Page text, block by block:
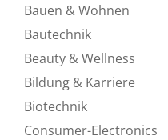
Bauen & Wohnen
Bautechnik
Beauty & Wellness
Bildung & Karriere
Biotechnik
Consumer-Electronics